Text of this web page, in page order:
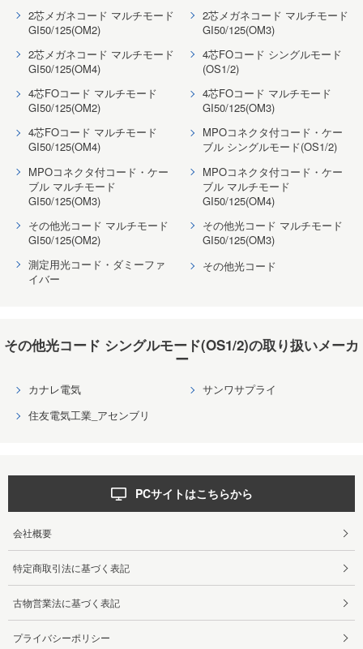
2芯メガネコード マルチモード
GI50/125(OM2)
2芯メガネコード マルチモード
GI50/125(OM3)
2芯メガネコード マルチモード
GI50/125(OM4)
4芯FOコード シングルモード
(OS1/2)
4芯FOコード マルチモード
GI50/125(OM2)
4芯FOコード マルチモード
GI50/125(OM3)
4芯FOコード マルチモード
GI50/125(OM4)
MPOコネクタ付コード・ケー
ブル シングルモード(OS1/2)
MPOコネクタ付コード・ケー
ブル マルチモード
GI50/125(OM3)
MPOコネクタ付コード・ケー
ブル マルチモード
GI50/125(OM4)
その他光コード マルチモード
GI50/125(OM2)
その他光コード マルチモード
GI50/125(OM3)
測定用光コード・ダミーファ
イバー
その他光コード
その他光コード シングルモード(OS1/2)の取り扱いメーカ
ー
カナレ電気
サンワサプライ
住友電気工業_アセンブリ
PCサイトはこちらから
会社概要
特定商取引法に基づく表記
古物営業法に基づく表記
プライバシーポリシー